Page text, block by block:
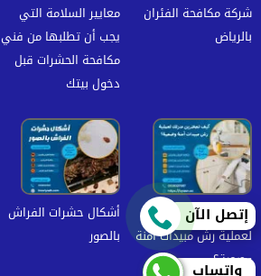
شركة مكافحة الفئران
بالرياض
معايير السلامة التي
يجب أن تطلبها من فني
مكافحة الحشرات قبل
دخول بيتك
كيف تحضرين منزلك
لعملية رش مبيدات آمنة
وصحية؟
أشكال حشرات الفراش
بالصور
إتصل الآن
واتساب